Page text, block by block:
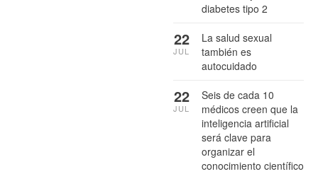
diabetes tipo 2
La salud sexual
también es
autocuidado
22
JUL
Seis de cada 10
médicos creen que la
inteligencia artificial
será clave para
organizar el
conocimiento científico
22
JUL